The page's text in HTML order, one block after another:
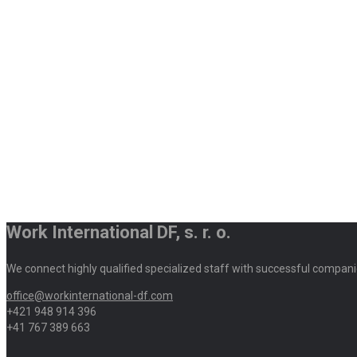
Work International DF, s. r. o.
We connect highly qualified specialized staff with successful
office@workinternational-df.com
+421 948 914 396
+41 767 389 663